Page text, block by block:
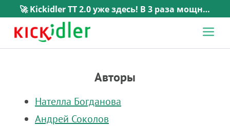
🚀 Kickidler TT 2.0 уже здесь! В 3 раза мощнее, в 5 раз проще. →
Авторы
Нателла Богданова
Андрей Соколов